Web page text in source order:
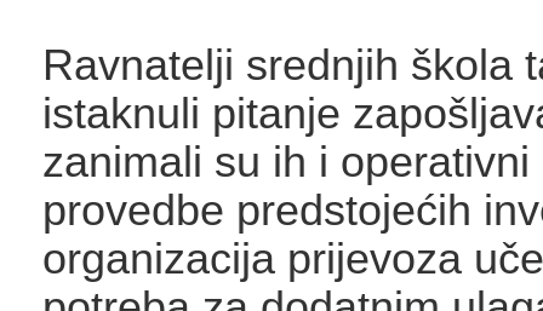
Ravnatelji srednjih škola
istaknuli pitanje
zanimali su ih i operativni
provedbe predstojećih
organizacija prijevoza